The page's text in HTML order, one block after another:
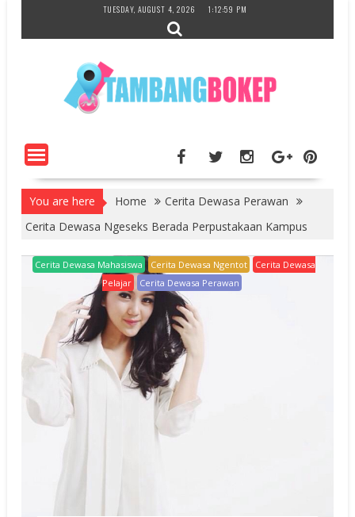
content
TUESDAY, AUGUST 4, 2026 1:13:00 PM
You are here Home
Cerita Dewasa Perawan
Cerita Dewasa Ngeseks Berada Perpustakaan Kampus
Cerita Dewasa Mahasiswa Cerita Dewasa Ngentot
Cerita Dewasa
Pelajar
Cerita Dewasa Perawan